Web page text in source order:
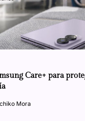
Care+ para
Mora